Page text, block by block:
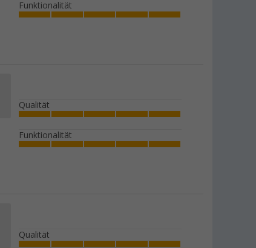
2,99€
(42)
ab 34,
Funktionalität
Qualität
Funktionalität
Qualität